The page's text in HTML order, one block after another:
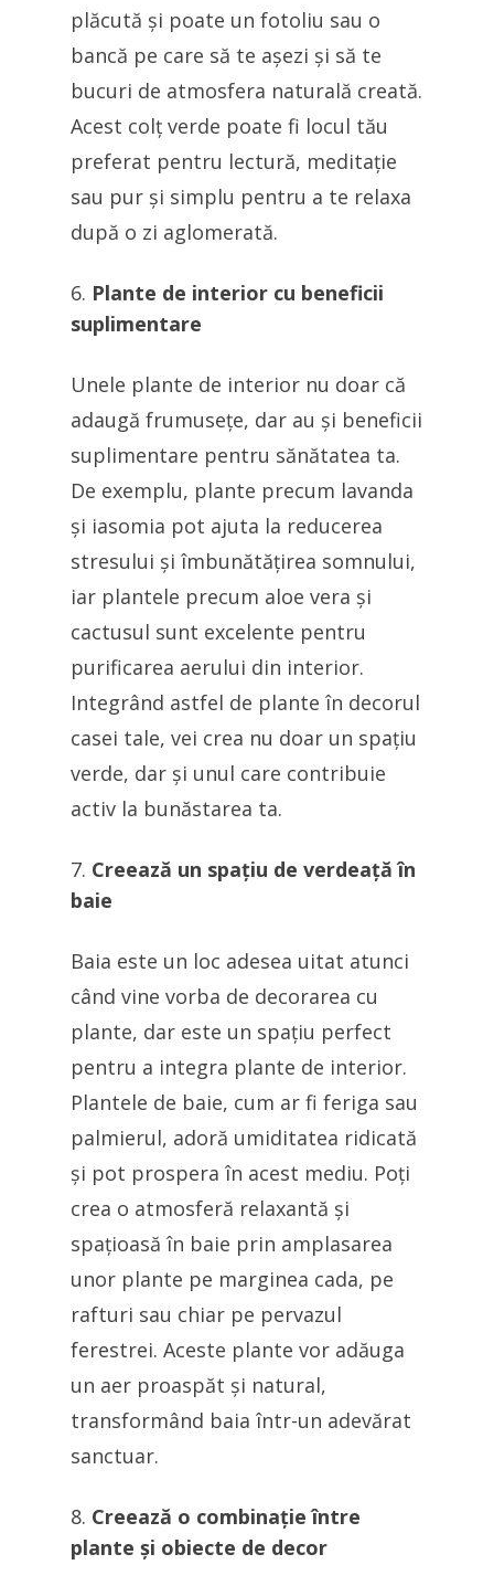
plăcută și poate un fotoliu sau o
bancă pe care să te așezi și să te
bucuri de atmosfera naturală creată.
Acest colț verde poate fi locul tău
preferat pentru lectură, meditație
sau pur și simplu pentru a te relaxa
după o zi aglomerată.
Plante de interior cu beneficii
suplimentare
Unele plante de interior nu doar că
adaugă frumusețe, dar au și beneficii
suplimentare pentru sănătatea ta.
De exemplu, plante precum lavanda
și iasomia pot ajuta la reducerea
stresului și îmbunătățirea somnului,
iar plantele precum aloe vera și
cactusul sunt excelente pentru
purificarea aerului din interior.
Integrând astfel de plante în decorul
casei tale, vei crea nu doar un spațiu
verde, dar și unul care contribuie
activ la bunăstarea ta.
Creează un spațiu de verdeață în
baie
Baia este un loc adesea uitat atunci
când vine vorba de decorarea cu
plante, dar este un spațiu perfect
pentru a integra plante de interior.
Plantele de baie, cum ar fi feriga sau
palmierul, adoră umiditatea ridicată
și pot prospera în acest mediu. Poți
crea o atmosferă relaxantă și
spațioasă în baie prin amplasarea
unor plante pe marginea cada, pe
rafturi sau chiar pe pervazul
ferestrei. Aceste plante vor adăuga
un aer proaspăt și natural,
transformând baia într-un adevărat
sanctuar.
Creează o combinație între
plante și obiecte de decor